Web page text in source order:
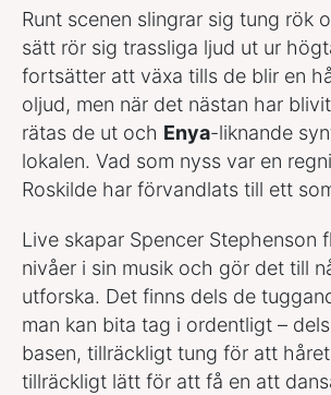
Runt scenen slingrar sig tung rök
sätt rör sig trassliga ljud ut ur
fortsätter att växa tills de blir en
oljud, men när det nästan har
rätas de ut och Enya-liknande
lokalen. Vad som nyss var en
Roskilde har förvandlats till ett
Live skapar Spencer Stephenson
nivåer i sin musik och gör det till
utforska. Det finns dels de
man kan bita tag i ordentligt –
basen, tillräckligt tung för att
tillräckligt lätt för att få en att